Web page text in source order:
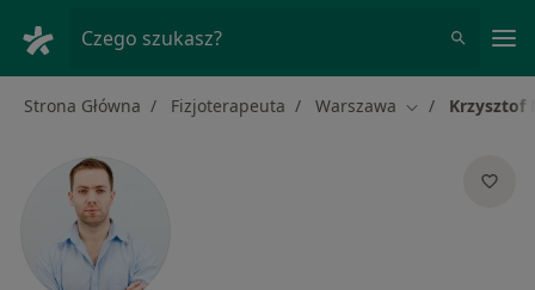
Czego szukasz?
Strona Główna Fizjoterapeuta Warszawa Zmień miasto
Krzysztof